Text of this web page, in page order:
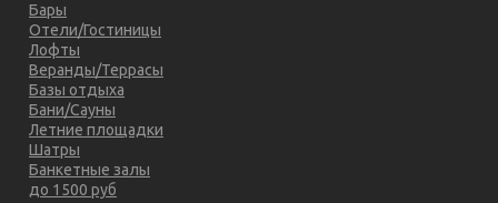
Бары
Отели/Гостиницы
Лофты
Веранды/Террасы
Базы отдыха
Бани/Сауны
Летние площадки
Шатры
Банкетные залы
до 1500 руб